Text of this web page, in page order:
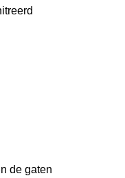
de gaten